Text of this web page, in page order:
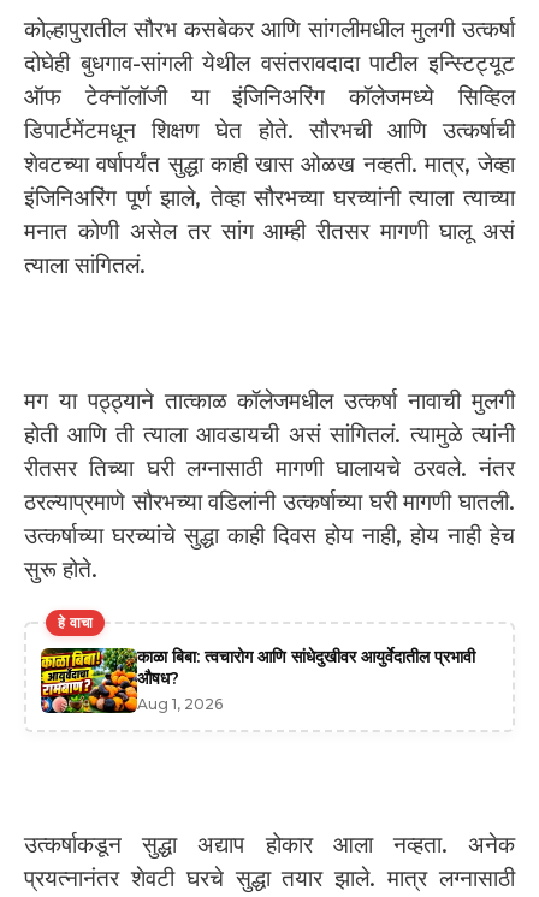
कोल्हापुरातील सौरभ कसबेकर आणि सांगलीमधील मुलगी उत्कर्षा
दोघेही बुधगाव-सांगली येथील वसंतरावदादा पाटील इन्स्टिट्यूट
ऑफ टेक्नॉलॉजी या इंजिनिअरिंग कॉलेजमध्ये सिव्हिल
डिपार्टमेंटमधून शिक्षण घेत होते. सौरभची आणि उत्कर्षाची
शेवटच्या वर्षापर्यंत सुद्धा काही खास ओळख नव्हती. मात्र, जेव्हा
इंजिनिअरिंग पूर्ण झाले, तेव्हा सौरभच्या घरच्यांनी त्याला त्याच्या
मनात कोणी असेल तर सांग आम्ही रीतसर मागणी घालू असं
त्याला सांगितलं.
मग या पठ्ठ्याने तात्काळ कॉलेजमधील उत्कर्षा नावाची मुलगी
होती आणि ती त्याला आवडायची असं सांगितलं. त्यामुळे त्यांनी
रीतसर तिच्या घरी लग्नासाठी मागणी घालायचे ठरवले. नंतर
ठरल्याप्रमाणे सौरभच्या वडिलांनी उत्कर्षाच्या घरी मागणी घातली.
उत्कर्षाच्या घरच्यांचे सुद्धा काही दिवस होय नाही, होय नाही हेच
सुरू होते.
हे वाचा
काळा बिबा: त्वचारोग आणि सांधेदुखीवर आयुर्वेदातील प्रभावी
औषध?
Aug 1, 2026
उत्कर्षाकडून सुद्धा अद्याप होकार आला नव्हता. अनेक
प्रयत्नानंतर शेवटी घरचे सुद्धा तयार झाले. मात्र लग्नासाठी